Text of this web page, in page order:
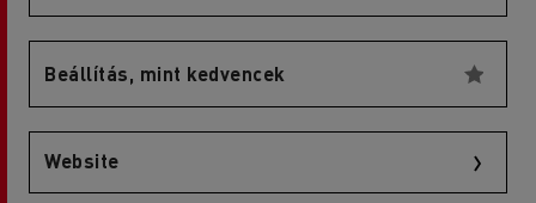
Beállítás, mint kedvencek
Website